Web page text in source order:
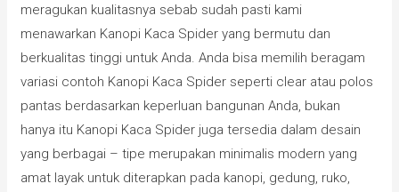
meragukan kualitasnya sebab sudah pasti kami
menawarkan Kanopi Kaca Spider yang bermutu dan
berkualitas tinggi untuk Anda. Anda bisa memilih beragam
variasi contoh Kanopi Kaca Spider seperti clear atau polos
pantas berdasarkan keperluan bangunan Anda, bukan
hanya itu Kanopi Kaca Spider juga tersedia dalam desain
yang berbagai – tipe merupakan minimalis modern yang
amat layak untuk diterapkan pada kanopi, gedung, ruko,